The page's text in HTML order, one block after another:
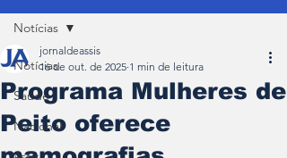
Notícias
Saúde
Nacional
Notícias
Programa Mulheres de
Peito oferece
jornaldeassis
16 de out. de 2025 1 min de leitura